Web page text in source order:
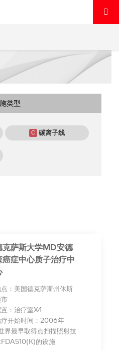
类型
C 碳离子线
克萨斯大学MD安德
癌症中心质子治疗中
：美国德克萨斯州休斯
：治疗室X4
疗开始时间：2006年
界最早取得点扫描照射技
FDA510(K)的设施